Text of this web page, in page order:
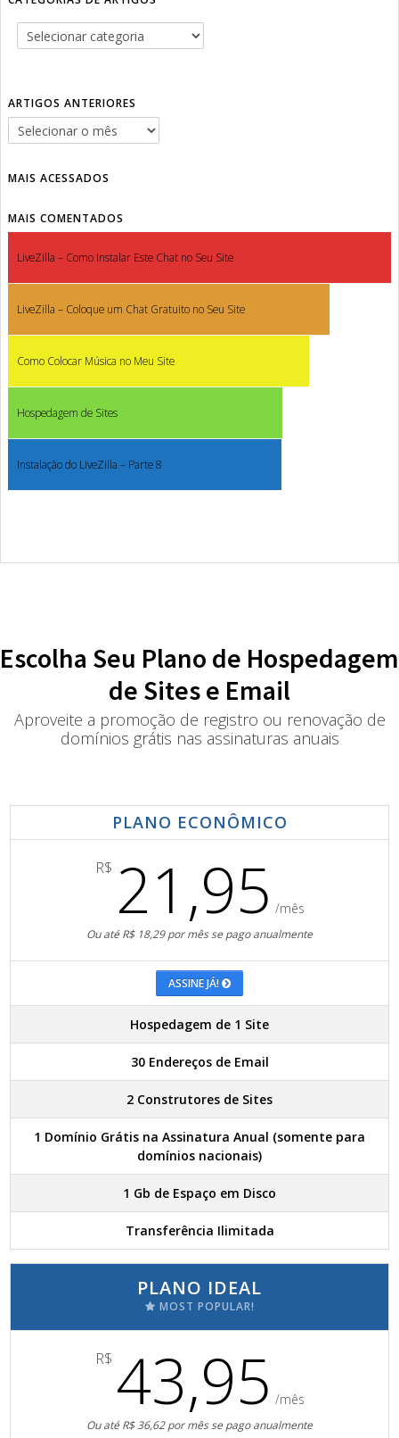
ARTIGOS ANTERIORES
MAIS ACESSADOS
MAIS COMENTADOS
LiveZilla – Como Instalar Este Chat no Seu Site
LiveZilla – Coloque um Chat Gratuito no Seu Site
Como Colocar Música no Meu Site
Hospedagem de Sites
Instalação do LiveZilla – Parte 8
Escolha Seu Plano de Hospedagem
de Sites e Email
Aproveite a promoção de registro ou renovação de
domínios grátis nas assinaturas anuais
PLANO ECONÔMICO
R$ 21,95 /mês
Ou até R$ 18,29 por mês se pago anualmente
ASSINE JÁ!
Hospedagem de 1 Site
30 Endereços de Email
2 Construtores de Sites
1 Domínio Grátis na Assinatura Anual (somente para
domínios nacionais)
1 Gb de Espaço em Disco
Transferência Ilimitada
PLANO IDEAL
MOST POPULAR!
R$ 43,95 /mês
Ou até R$ 36,62 por mês se pago anualmente